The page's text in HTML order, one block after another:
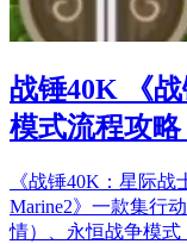
战锤40K 《
模式流程攻
《战锤40K：星际战
Marine2》一款集行
情）、永恒战争模